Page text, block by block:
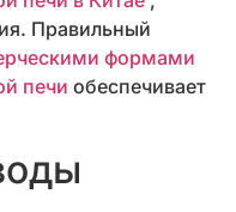
Правильный
формами
печи обеспечивает